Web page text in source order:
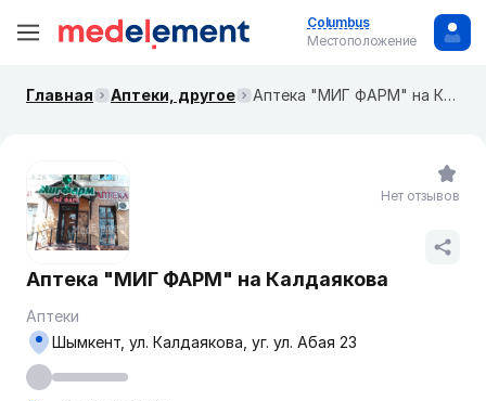
Columbus
Местоположение
Главная Аптеки, другое Аптека "МИГ ФАРМ" на Калдаякова
Аптека "МИГ ФАРМ" на Калдаякова
Аптеки
Шымкент, ул. Калдаякова, уг. ул. Абая 23
Нет отзывов